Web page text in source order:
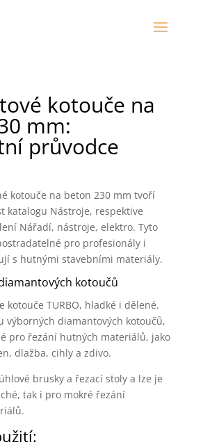
kotouče na
mm:
průvodce
kotouče na beton 230 mm tvoří
katalogu Nástroje, respektive
Nářadí, nástroje, elektro. Tyto
pro profesionály i
s hutnými stavebními materiály.
kotoučů
kotouče TURBO, hladké i dělené.
výborných diamantových kotoučů,
pro řezání hutných materiálů, jako
dlažba, cihly a zdivo.
brusky a řezací stoly a lze je
tak i pro mokré řezání